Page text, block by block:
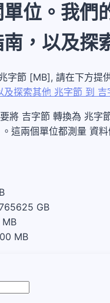
位。我們
，以及探
字節 [MB], 請在下方提
及探索其他 兆字節 到 吉
將 吉字節 轉換為 兆字
這兩個單位都測量 資
GB
MB